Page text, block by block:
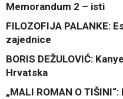
Memorandum 2 – isti
FILOZOFIJA PALANKE:
zajednice
BORIS DEŽULOVIĆ:
Hrvatska
„MALI ROMAN O